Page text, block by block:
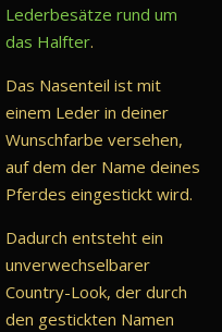
Lederbesätze rund um
das Halfter.
Das Nasenteil ist mit
einem Leder in deiner
Wunschfarbe versehen,
auf dem der Name deines
Pferdes eingestickt wird.
Dadurch entsteht ein
unverwechselbarer
Country-Look, der durch
den gestickten Namen